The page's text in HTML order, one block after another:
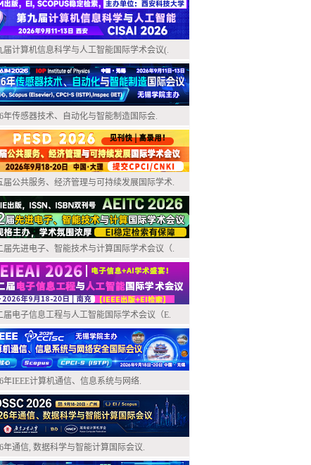
届计算机信息科学与人工智能国际学术会议(.
年传感器技术、自动化与智能制造国际会.
届公共服务、经济管理与可持续发展国际学术.
届先进电子、智能技术与计算国际学术会议（.
届电子信息工程与人工智能国际学术会议（E.
年IEEE计算机通信、信息系统与网络.
年通信, 数据科学与智能计算国际会议.